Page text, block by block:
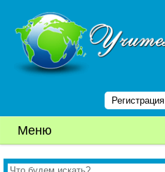
Регистрация
Меню